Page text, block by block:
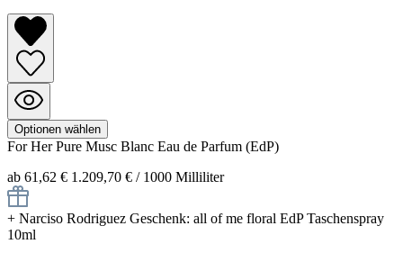
Optionen wählen
For Her Pure Musc Blanc Eau de Parfum (EdP)
ab 61,62 € 1.209,70 € / 1000 Milliliter
+ Narciso Rodriguez Geschenk: all of me floral EdP Taschenspray
10ml